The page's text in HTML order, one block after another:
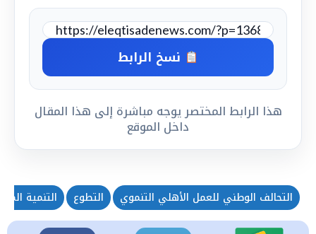
نسخ الرابط
هذا الرابط المختصر يوجه مباشرة إلى هذا المقال
داخل الموقع
التحالف الوطني للعمل الأهلي التنموي التطوع التنمية